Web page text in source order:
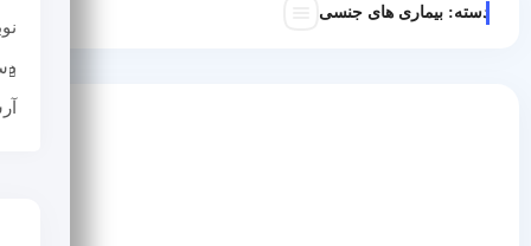
دسته: بیماری های جنسی